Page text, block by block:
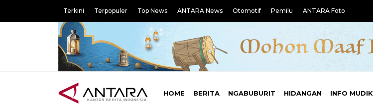
Terkini Terpopuler Top News ANTARA News Otomotif Pemilu ANTARA Foto
HOME BERITA NGABUBURIT HIDANGAN INFO MUDIK